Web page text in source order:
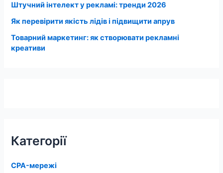
Штучний інтелект у рекламі: тренди 2026
Як перевірити якість лідів і підвищити апрув
Товарний маркетинг: як створювати рекламні
креативи
Категорії
CPA-мережі